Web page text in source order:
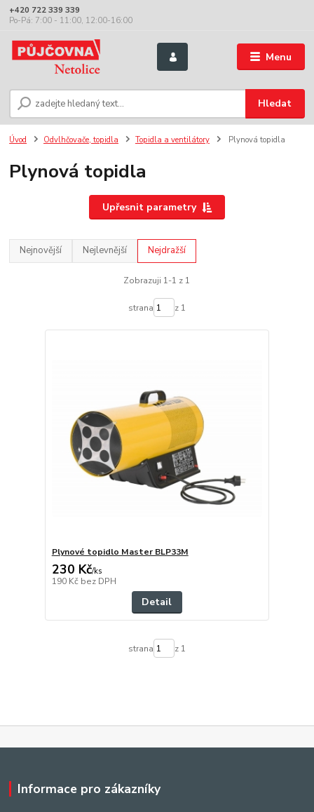
Menu
Hledat
+420 722 339 339
Po-Pá: 7:00 - 11:00, 12:00-16:00
Úvod Odvlhčovače, topidla Topidla a ventilátory Plynová topidla
Plynová topidla
Upřesnit parametry
Nejnovější Nejlevnější Nejdražší
Zobrazuji 1-1 z 1
strana z 1
Plynové topidlo Master BLP33M
230 Kč/ks
190 Kč bez DPH
Detail
strana z 1
Informace pro zákazníky